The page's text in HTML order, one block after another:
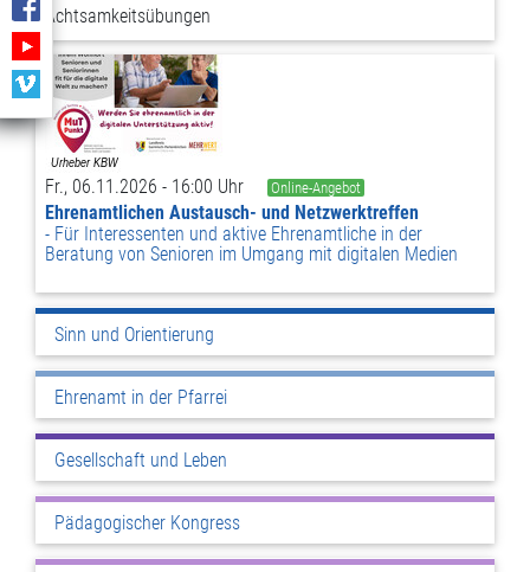
Achtsamkeitsübungen
Fr., 06.11.2026 - 16:00 Uhr Online-Angebot
Ehrenamtlichen Austausch- und Netzwerktreffen
Für Interessenten und aktive Ehrenamtliche in der
Beratung von Senioren im Umgang mit digitalen Medien
Sinn und Orientierung
Ehrenamt in der Pfarrei
Gesellschaft und Leben
Pädagogischer Kongress